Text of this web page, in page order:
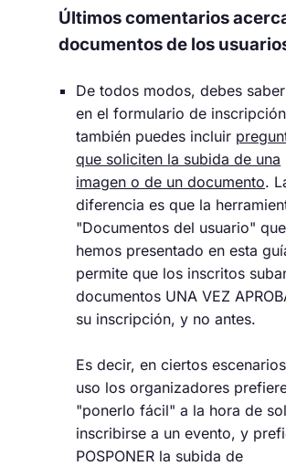
Últimos comentarios
documentos de los
De todos modos, debes
en el formulario de inscripción
también puedes incluir
que soliciten la subida de una
imagen o de un documento.
diferencia es que la
"Documentos del usuario" que
hemos presentado en esta
permite que los inscritos
documentos UNA VEZ
su inscripción, y no antes.
Es decir, en ciertos
uso los organizadores
"ponerlo fácil" a la hora de
inscribirse a un evento, y
POSPONER la subida de